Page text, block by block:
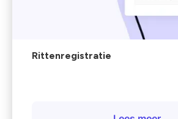
Rittenregistratie